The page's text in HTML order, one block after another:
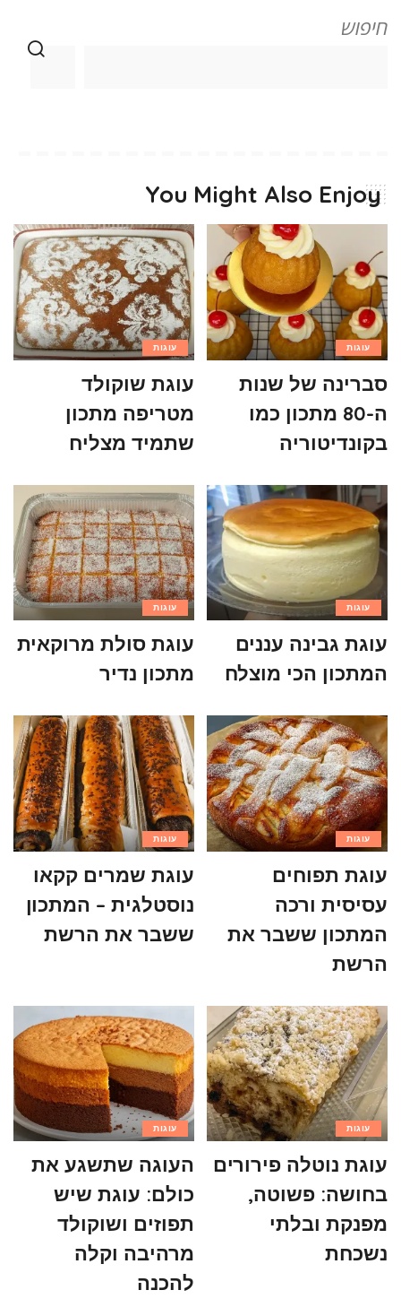
חיפוש
You Might Also Enjoy
עוגות
סברינה של שנות
ה-80 מתכון כמו
בקונדיטוריה
עוגות
עוגת שוקולד
מטריפה מתכון
שתמיד מצליח
עוגות
עוגת גבינה עננים
המתכון הכי מוצלח
עוגות
עוגת סולת מרוקאית
מתכון נדיר
עוגות
עוגת תפוחים
עסיסית ורכה
המתכון ששבר את
הרשת
עוגות
עוגת שמרים קקאו
נוסטלגית – המתכון
ששבר את הרשת
עוגות
עוגת נוטלה פירורים
בחושה: פשוטה,
מפנקת ובלתי
נשכחת
עוגות
העוגה שתשגע את
כולם: עוגת שיש
תפוזים ושוקולד
מרהיבה וקלה
להכנה